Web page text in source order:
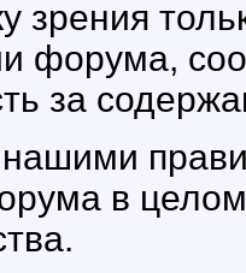
зрения
форума,
за
в